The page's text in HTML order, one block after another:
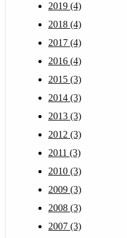
2019 (4)
2018 (4)
2017 (4)
2016 (4)
2015 (3)
2014 (3)
2013 (3)
2012 (3)
2011 (3)
2010 (3)
2009 (3)
2008 (3)
2007 (3)